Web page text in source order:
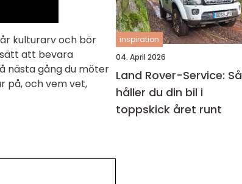
kulturarv och bör
att bevara
nästa gång du möter
på, och vem vet,
inspiration
04. April 2026
Land Rover-Service: Så
håller du din bil i
toppskick året runt